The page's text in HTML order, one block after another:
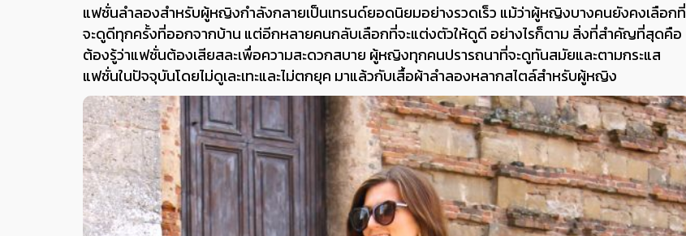
แฟชั่นลำลองสำหรับผู้หญิงกำลังกลายเป็นเทรนด์ยอดนิยมอย่างรวดเร็ว แม้ว่าผู้หญิงบางคนยังคงเลือกที่
จะดูดีทุกครั้งที่ออกจากบ้าน แต่อีกหลายคนกลับเลือกที่จะแต่งตัวให้ดูดี อย่างไรก็ตาม สิ่งที่สำคัญที่สุดคือ
ต้องรู้ว่าแฟชั่นต้องเสียสละเพื่อความสะดวกสบาย ผู้หญิงทุกคนปรารถนาที่จะดูทันสมัยและตามกระแส
แฟชั่นในปัจจุบันโดยไม่ดูเละเทะและไม่ตกยุค มาแล้วกับเสื้อผ้าลำลองหลากสไตล์สำหรับผู้หญิง